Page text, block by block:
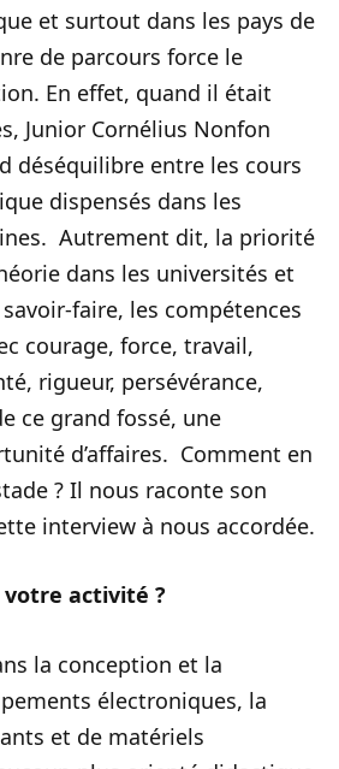
et surtout dans les pays de
de parcours force le
En effet, quand il était
Junior Cornélius Nonfon
déséquilibre entre les cours
dispensés dans les
Autrement dit, la priorité
dans les universités et
faire, les compétences
courage, force, travail,
rigueur, persévérance,
ce grand fossé, une
d’affaires. Comment en
? Il nous raconte son
interview à nous accordée.
votre activité ?
la conception et la
électroniques, la
et de matériels